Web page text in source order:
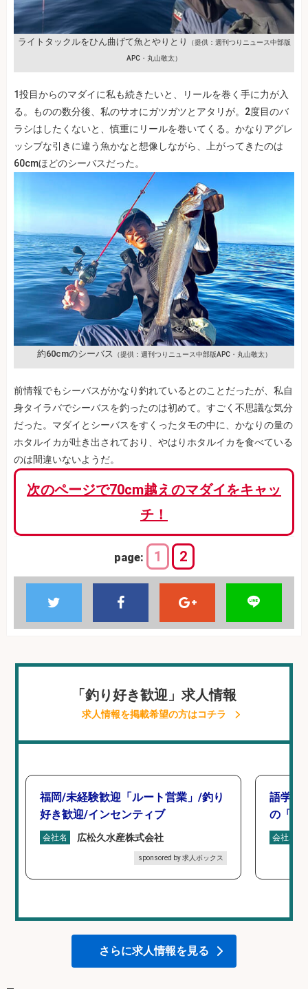
ライトタックルをひん曲げて魚とやりとり （提供：週刊つりニュース中部版
APC・丸山敬太）
1投目からのマダイに私も続きたいと、リールを巻く手に力が入
る。ものの数分後、私のサオにガツガツとアタリが。2度目のバ
ラシはしたくないと、慎重にリールを巻いてくる。かなりアグレ
ッシブな引きに違う魚かなと想像しながら、上がってきたのは
60cmほどのシーバスだった。
約60cmのシーバス （提供：週刊つりニュース中部版APC・丸山敬太）
前情報でもシーバスがかなり釣れているとのことだったが、私自
身タイラバでシーバスを釣ったのは初めて。すごく不思議な気分
だった。マダイとシーバスをすくったタモの中に、かなりの量の
ホタルイカが吐き出されており、やはりホタルイカを食べている
のは間違いないようだ。
次のページで70cm越えのマダイをキャッ
チ！
page: 1 2
「釣り好き歓迎」求人情報
求人情報を掲載希望の方はコチラ
福岡/未経験歓迎「ルート営業」/釣り
好き歓迎/インセンティブ
会社名 広松久水産株式会社
sponsored by 求人ボックス
語学力
の「海
会社名
さらに求人情報を見る